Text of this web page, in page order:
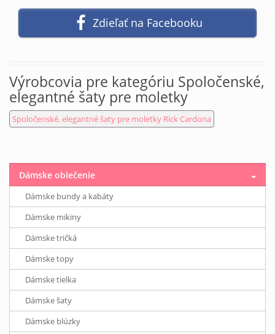
Zdieľať na Facebooku
Výrobcovia pre kategóriu Spoločenské,
elegantné šaty pre moletky
Spoločenské, elegantné šaty pre moletky Rick Cardona
Dámske oblečenie
Dámske bundy a kabáty
Dámske mikiny
Dámske tričká
Dámske topy
Dámske tielka
Dámske šaty
Dámske blúzky